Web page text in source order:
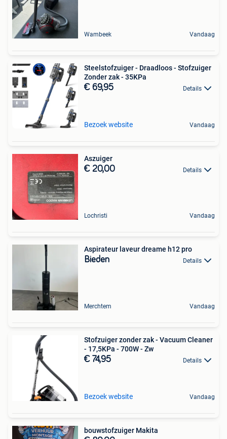
Wambeek Vandaag
Steelstofzuiger - Draadloos - Stofzuiger
Zonder zak - 35KPa
€ 69,95 Details
Bezoek website Vandaag
Aszuiger
€ 20,00 Details
Lochristi Vandaag
Aspirateur laveur dreame h12 pro
Bieden Details
Merchtem Vandaag
Stofzuiger zonder zak - Vacuum Cleaner
- 17,5KPa - 700W - Zw
€ 74,95 Details
Bezoek website Vandaag
bouwstofzuiger Makita